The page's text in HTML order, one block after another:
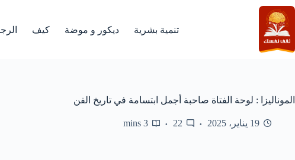
التجاوز
إلى
المحتوى
تنمية بشرية ديكور و موضة كيف
الموناليزا : لوحة الفتاة صاحبة أجمل ابتسامة في تاريخ الفن
19 يناير، 2025 22
3 mins